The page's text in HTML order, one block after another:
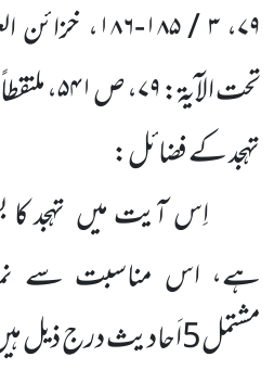
۷۹،۳ / ۱۸۵-۱۸۶ ،خزائن
تحت الآیۃ:۷۹، ص۵۴۱،
تہجد کے فضائل:
اِس آیت میں تہجد کا
ہے، اس مناسبت سے
مشتمل5اَحادیث درج ذیل ہیں ۔